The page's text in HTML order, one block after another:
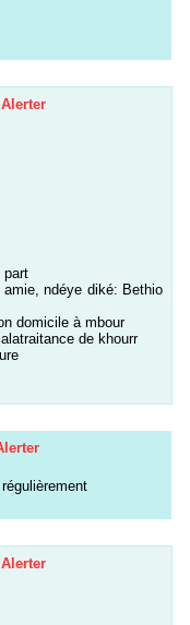
Alerter
part
ndéye diké: Bethio
domicile à mbour
de khourr
Alerter